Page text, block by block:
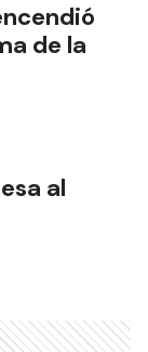
de la
al